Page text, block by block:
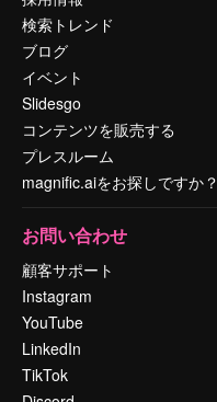
検索トレンド
ブログ
イベント
Slidesgo
コンテンツを販売する
プレスルーム
magnific.aiをお探しですか？
お問い合わせ
顧客サポート
Instagram
YouTube
LinkedIn
TikTok